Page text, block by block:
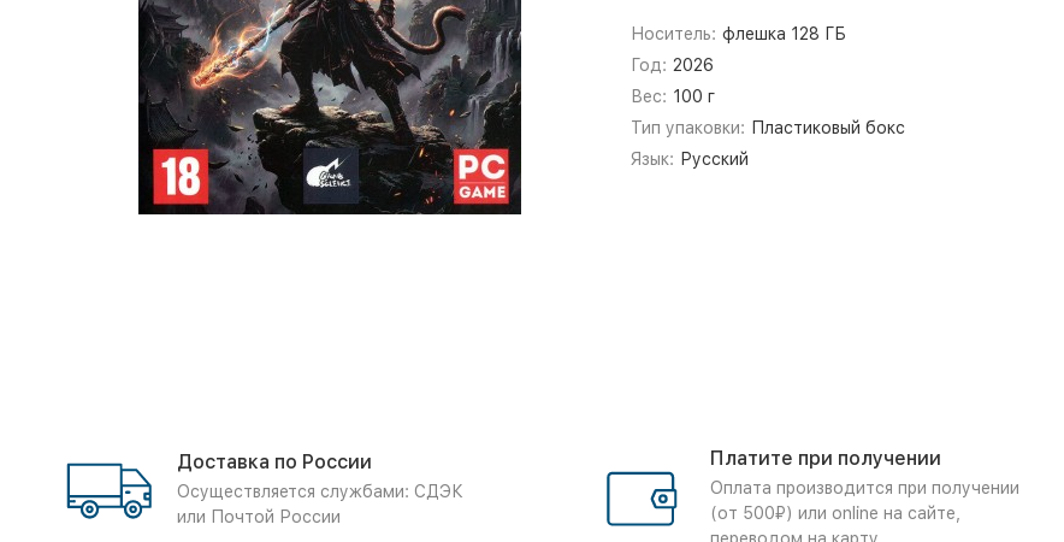
Носитель: флешка 128 ГБ
Год: 2026
Вес: 100 г
Тип упаковки: Пластиковый бокс
Язык: Русский
Доставка по России
Осуществляется службами: СДЭК
или Почтой России
Платите при получении
Оплата производится при получении
(от 500₽) или online на сайте,